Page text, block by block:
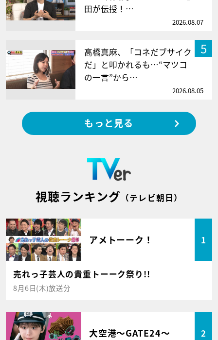
田が伝授！…
2026.08.07
5
高橋真麻、「コネだブサイク
だ」と叩かれるも…“マツコ
の一言”から…
2026.08.05
もっと見る
視聴ランキング （テレビ朝日）
アメトーーク！ 1
売れっ子芸人の貴重トーーク祭り!!
8月6日(木)放送分
大空港～GATE24～ 2